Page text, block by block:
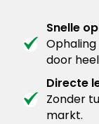
Snelle
Ophaling
door
Directe
Zonder
markt.